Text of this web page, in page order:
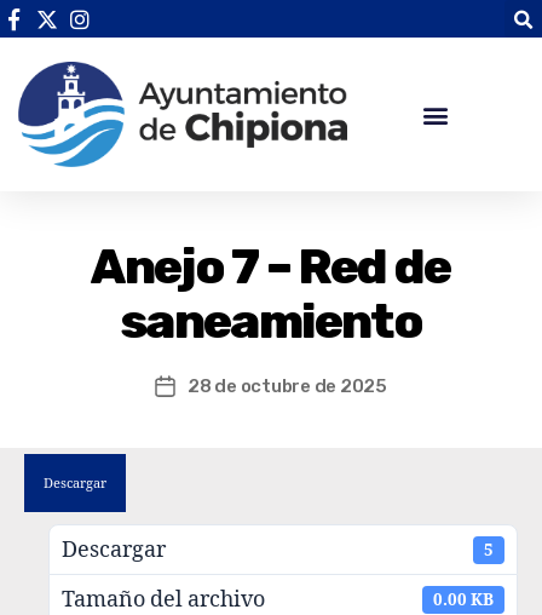
Anejo 7 – Red de
saneamiento
28 de octubre de 2025
Descargar
Descargar 5
Tamaño del archivo 0.00 KB